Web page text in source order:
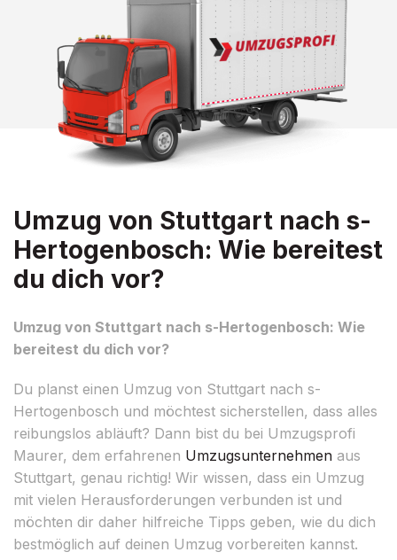
Umzug von Stuttgart nach s-
Hertogenbosch: Wie bereitest
du dich vor?
Umzug von Stuttgart nach s-Hertogenbosch: Wie
bereitest du dich vor?
Du planst einen Umzug von Stuttgart nach s-
Hertogenbosch und möchtest sicherstellen, dass alles
reibungslos abläuft? Dann bist du bei Umzugsprofi
Maurer, dem erfahrenen Umzugsunternehmen aus
Stuttgart, genau richtig! Wir wissen, dass ein Umzug
mit vielen Herausforderungen verbunden ist und
möchten dir daher hilfreiche Tipps geben, wie du dich
bestmöglich auf deinen Umzug vorbereiten kannst.